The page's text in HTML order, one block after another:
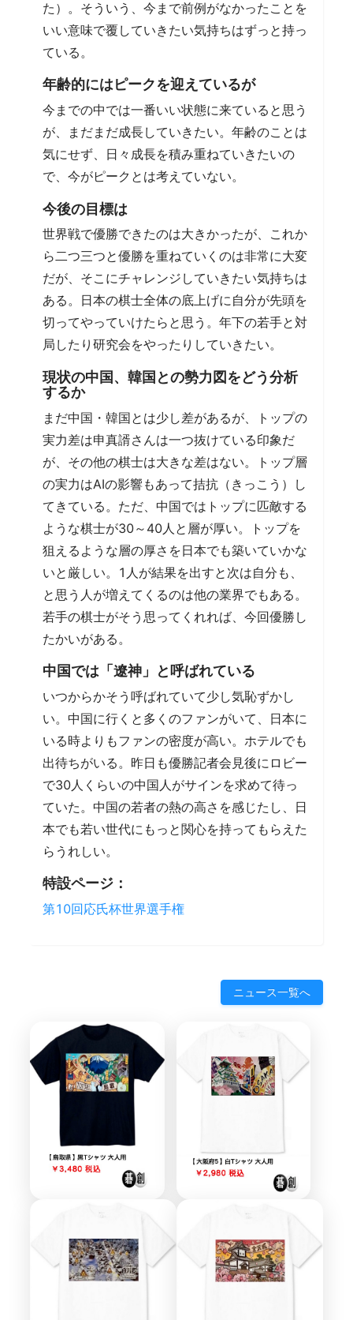
た）。そういう、今まで前例がなかったことを
いい意味で覆していきたい気持ちはずっと持っ
ている。
年齢的にはピークを迎えているが
今までの中では一番いい状態に来ていると思う
が、まだまだ成長していきたい。年齢のことは
気にせず、日々成長を積み重ねていきたいの
で、今がピークとは考えていない。
今後の目標は
世界戦で優勝できたのは大きかったが、これか
ら二つ三つと優勝を重ねていくのは非常に大変
だが、そこにチャレンジしていきたい気持ちは
ある。日本の棋士全体の底上げに自分が先頭を
切ってやっていけたらと思う。年下の若手と対
局したり研究会をやったりしていきたい。
現状の中国、韓国との勢力図をどう分析
するか
まだ中国・韓国とは少し差があるが、トップの
実力差は申真諝さんは一つ抜けている印象だ
が、その他の棋士は大きな差はない。トップ層
の実力はAIの影響もあって拮抗（きっこう）し
てきている。ただ、中国ではトップに匹敵する
ような棋士が30～40人と層が厚い。トップを
狙えるような層の厚さを日本でも築いていかな
いと厳しい。1人が結果を出すと次は自分も、
と思う人が増えてくるのは他の業界でもある。
若手の棋士がそう思ってくれれば、今回優勝し
たかいがある。
中国では「遼神」と呼ばれている
いつからかそう呼ばれていて少し気恥ずかし
い。中国に行くと多くのファンがいて、日本に
いる時よりもファンの密度が高い。ホテルでも
出待ちがいる。昨日も優勝記者会見後にロビー
で30人くらいの中国人がサインを求めて待っ
ていた。中国の若者の熱の高さを感じたし、日
本でも若い世代にもっと関心を持ってもらえた
らうれしい。
特設ページ：
第10回応氏杯世界選手権
ニュース一覧へ